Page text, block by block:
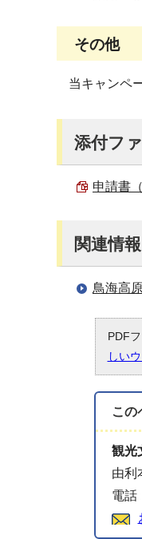
その他
当キャンペ
添付フ
申請書
関連情報
鳥海高
PDF
しい
この
観光
由利
電話